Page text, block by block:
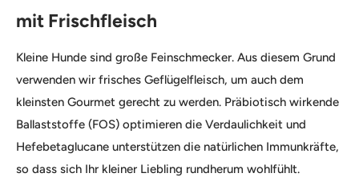
mit Frischfleisch
Kleine Hunde sind große Feinschmecker. Aus diesem Grund
verwenden wir frisches Geflügelfleisch, um auch dem
kleinsten Gourmet gerecht zu werden. Präbiotisch wirkende
Ballaststoffe (FOS) optimieren die Verdaulichkeit und
Hefebetaglucane unterstützen die natürlichen Immunkräfte,
so dass sich Ihr kleiner Liebling rundherum wohlfühlt.